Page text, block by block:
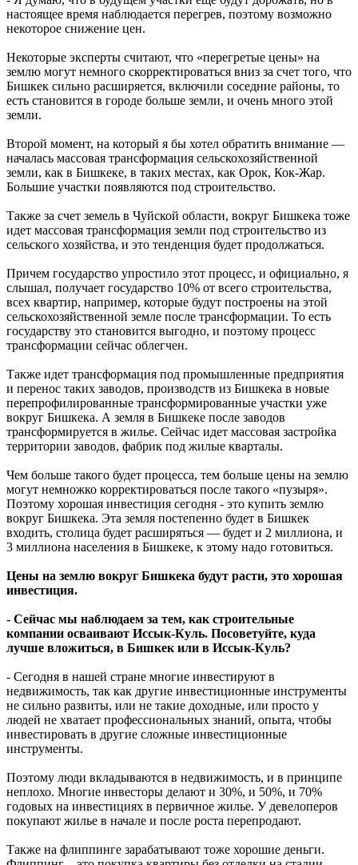
настоящее время наблюдается перегрев, поэтому возможно
некоторое снижение цен.
Некоторые эксперты считают, что «перегретые цены» на
землю могут немного скорректироваться вниз за счет того, что
Бишкек сильно расширяется, включили соседние районы, то
есть становится в городе больше земли, и очень много этой
земли.
Второй момент, на который я бы хотел обратить внимание —
началась массовая трансформация сельскохозяйственной
земли, как в Бишкеке, в таких местах, как Орок, Кок-Жар.
Большие участки появляются под строительство.
Также за счет земель в Чуйской области, вокруг Бишкека тоже
идет массовая трансформация земли под строительство из
сельского хозяйства, и это тенденция будет продолжаться.
Причем государство упростило этот процесс, и официально, я
слышал, получает государство 10% от всего строительства,
всех квартир, например, которые будут построены на этой
сельскохозяйственной земле после трансформации. То есть
государству это становится выгодно, и поэтому процесс
трансформации сейчас облегчен.
Также идет трансформация под промышленные предприятия
и перенос таких заводов, производств из Бишкека в новые
перепрофилированные трансформированные участки уже
вокруг Бишкека. А земля в Бишкеке после заводов
трансформируется в жилье. Сейчас идет массовая застройка
территории заводов, фабрик под жилые кварталы.
Чем больше такого будет процесса, тем больше цены на землю
могут немножко корректироваться после такого «пузыря».
Поэтому хорошая инвестиция сегодня - это купить землю
вокруг Бишкека. Эта земля постепенно будет в Бишкек
входить, столица будет расширяться — будет и 2 миллиона, и
3 миллиона населения в Бишкеке, к этому надо готовиться.
Цены на землю вокруг Бишкека будут расти, это хорошая
инвестиция.
- Сейчас мы наблюдаем за тем, как строительные
компании осваивают Иссык-Куль. Посоветуйте, куда
лучше вложиться, в Бишкек или в Иссык-Куль?
- Сегодня в нашей стране многие инвестируют в
недвижимость, так как другие инвестиционные инструменты
не сильно развиты, или не такие доходные, или просто у
людей не хватает профессиональных знаний, опыта, чтобы
инвестировать в другие сложные инвестиционные
инструменты.
Поэтому люди вкладываются в недвижимость, и в принципе
неплохо. Многие инвесторы делают и 30%, и 50%, и 70%
годовых на инвестициях в первичное жилье. У девелоперов
покупают жилье в начале и после роста перепродают.
Также на флиппинге зарабатывают тоже хорошие деньги.